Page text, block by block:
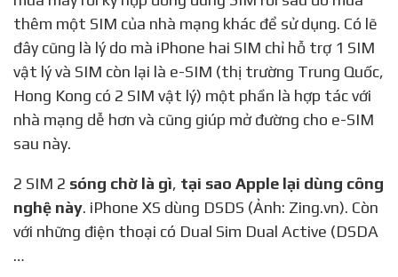
thêm một SIM của nhà mạng khác để sử dụng. Có lẽ
đây cũng là lý do mà iPhone hai SIM chỉ hỗ trợ 1 SIM
vật lý và SIM còn lại là e-SIM (thị trường Trung Quốc,
Hong Kong có 2 SIM vật lý) một phần là hợp tác với
nhà mạng dễ hơn và cũng giúp mở đường cho e-SIM
sau này.
2 SIM 2 sóng chờ là gì, tại sao Apple lại dùng công
nghệ này. iPhone XS dùng DSDS (Ảnh: Zing.vn). Còn
với những điện thoại có Dual Sim Dual Active (DSDA
…